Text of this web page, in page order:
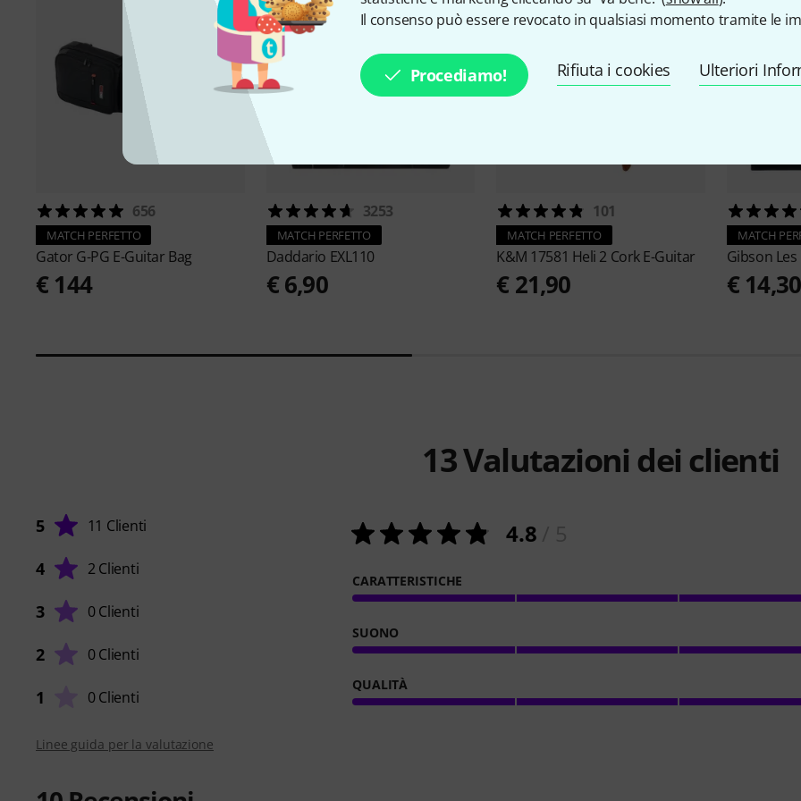
Il consenso può essere revocato in qualsiasi momento tramite le
Procediamo! Rifiuta i cookies Ulteriori
656
MATCH PERFETTO
Gator G-PG E-Guitar Bag
€ 144
3253
MATCH PERFETTO
Daddario EXL110
€ 6,90
101
MATCH PERFETTO
K&M 17581 Heli 2 Cork E-Guitar
€ 21,90
MATCH
Gibson
€ 14,30
13Valutazioni dei clienti
5 11 Clienti
4 2 Clienti
3 0 Clienti
2 0 Clienti
1 0 Clienti
4.8
CARATTERISTICHE
SUONO
QUALITÀ
Linee guida per la valutazione